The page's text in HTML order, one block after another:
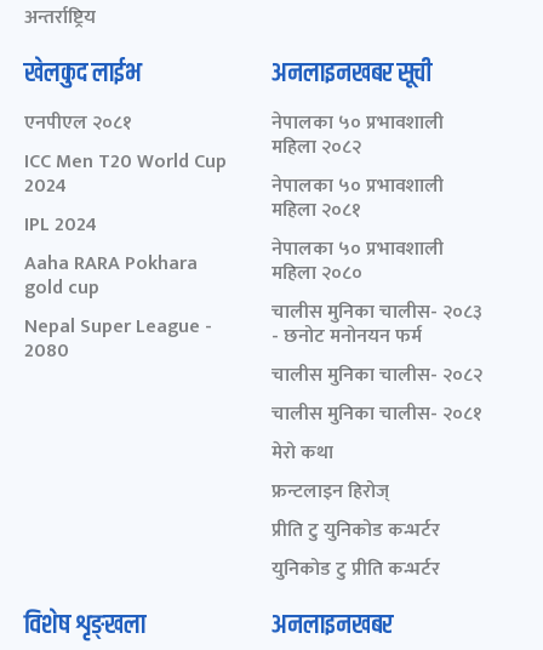
अन्तर्राष्ट्रिय
खेलकुद लाईभ
एनपीएल २०८१
ICC Men T20 World Cup
2024
IPL 2024
Aaha RARA Pokhara
gold cup
Nepal Super League -
2080
अनलाइनखबर सूची
नेपालका ५० प्रभावशाली
महिला २०८२
नेपालका ५० प्रभावशाली
महिला २०८१
नेपालका ५० प्रभावशाली
महिला २०८०
चालीस मुनिका चालीस- २०८३
- छनोट मनोनयन फर्म
चालीस मुनिका चालीस- २०८२
चालीस मुनिका चालीस- २०८१
मेरो कथा
फ्रन्टलाइन हिरोज्
प्रीति टु युनिकोड कन्भर्टर
युनिकोड टु प्रीति कन्भर्टर
विशेष शृङ्खला अनलाइनखबर